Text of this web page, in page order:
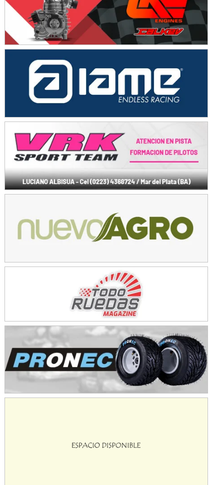
Baradero (Buenos Aires)
KDO - F6
Ciudad de Trenque Lauquen (Asfalto)
Trenque Lauquen (Buenos Aires)
ENTRERRIANO - F6 (POSTERGADA)
Parque de la Velocidad (Asfalto)
Villaguay (Entre Ríos)
VICTORIENSE - F7
Victoria (Entre Ríos)
PATAGONICO - F6
Moto Club Reginense (Tierra)
Gral. E. Godoy (Río Negro)
CSK - F7
Juventud Unida (Tierra)
Humboldt (Santa Fe)
Ciudad de Avellaneda (Asfalto)
Avellaneda (Santa Fe)
José Samuel Sánchez (Tierra)